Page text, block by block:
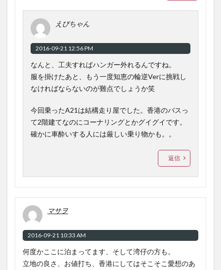
えびちゃん
2016-09-21 12:56 PM
なんと、工夫すればハンガー外れるんですね。
服を掛けたあと、もう一度知恵の輪逆Verに挑戦し
なければならないのが難点でしょうか笑
今回乗ったA21は結構走り屋でした。香港のバスっ
て2階建てなのにコーナリングとかグイグイです。
確かに車酔いする人には厳しい乗り物かも。。
返信
マサヲ
2016-09-21 10:33 AM
何度かここに泊まってます、そして湾仔の方も。
立地の良さ、お値打ち、香港にしてはそこそこ愛想のあ